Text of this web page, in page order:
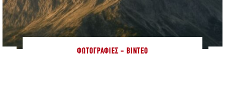
ΦΩΤΟΓΡΑΦΊΕΣ - ΒΊΝΤΕΟ